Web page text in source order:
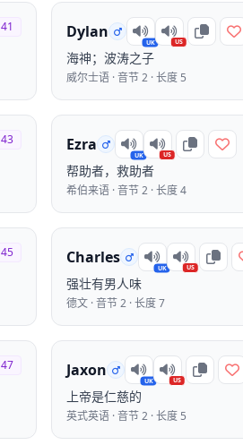
41 Dylan
UK US
海神；波涛之子
威尔士语 · 音节 2 · 长度 5
43 Ezra
UK US
帮助者，救助者
希伯来语 · 音节 2 · 长度 4
45 Charles
UK US
强壮有男人味
德文 · 音节 2 · 长度 7
47 Jaxon
UK US
上帝是仁慈的
英式英语 · 音节 2 · 长度 5